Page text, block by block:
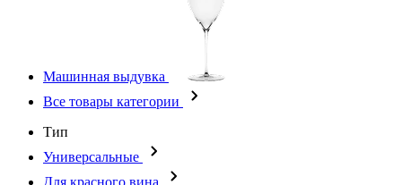
Машинная выдувка
Все товары категории
Тип
Универсальные
Для красного вина